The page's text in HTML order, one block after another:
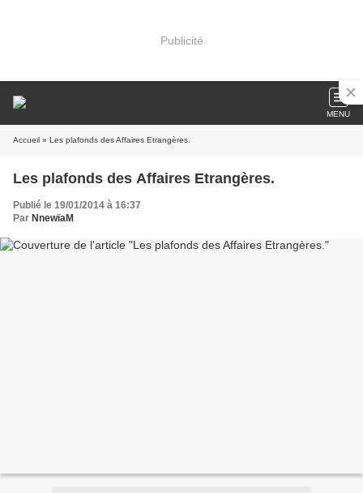
Publicité
MENU
Accueil » Les plafonds des Affaires Etrangères.
Les plafonds des Affaires Etrangères.
Publié le 19/01/2014 à 16:37
Par NnewïaM